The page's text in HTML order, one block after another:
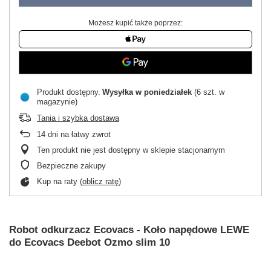
Możesz kupić także poprzez:
Produkt dostępny Wysyłka w poniedziałek (6 szt. w
magazynie)
Tania i szybka dostawa
14 dni na łatwy zwrot
Ten produkt nie jest dostępny w sklepie stacjonarnym
Bezpieczne zakupy
Kup na raty (oblicz ratę)
Robot odkurzacz Ecovacs - Koło napędowe LEWE
do Ecovacs Deebot Ozmo slim 10